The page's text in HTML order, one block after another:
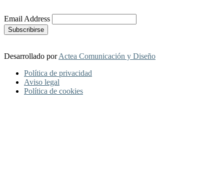
Email Address
Desarrollado porActea Comunicación y Diseño
Política de privacidad
Aviso legal
Política de cookies